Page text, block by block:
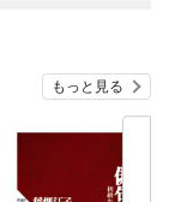
もっと見る